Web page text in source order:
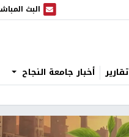
البث
البث المباشر
تقارير أخبار جامعة النجاح